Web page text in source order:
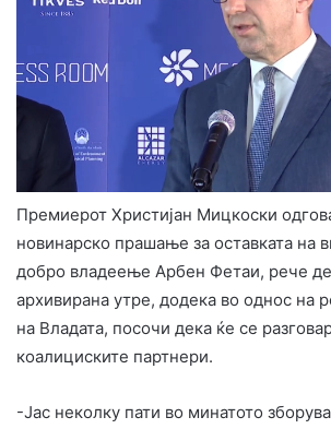
Премиерот Христијан Мицкоски
новинарско прашање за оставката на
добро владеење Арбен Фетаи, рече
архивирана утре, додека во однос на
на Владата, посочи дека ќе се
коалициските партнери.
-Jас неколку пати во минатото